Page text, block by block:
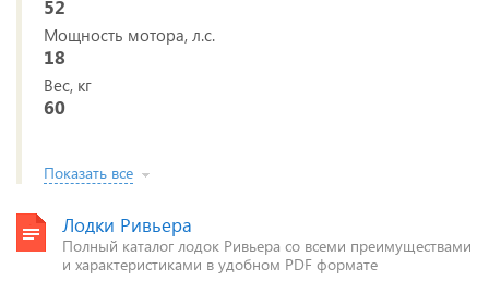
52
Мощность мотора, л.с.
18
Вес, кг
60
Показать все
Лодки Ривьера
Полный каталог лодок Ривьера со всеми преимуществами
и характеристиками в удобном PDF формате